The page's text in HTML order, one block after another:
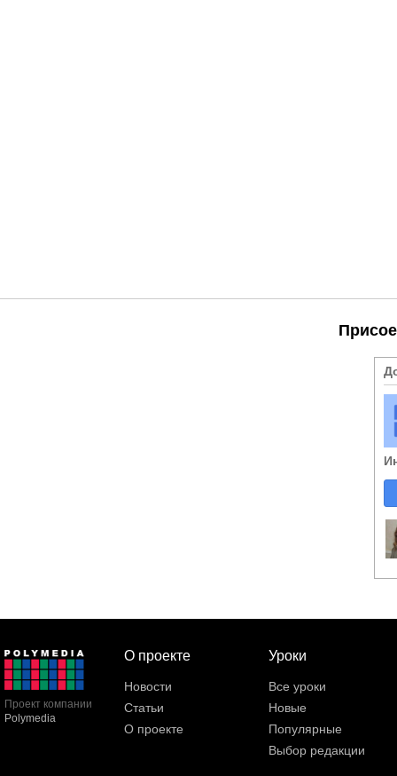
Проект компании
Polymedia
О проекте
Новости
Статьи
О проекте
Уроки
Все уроки
Новые
Популярные
Выбор редакции